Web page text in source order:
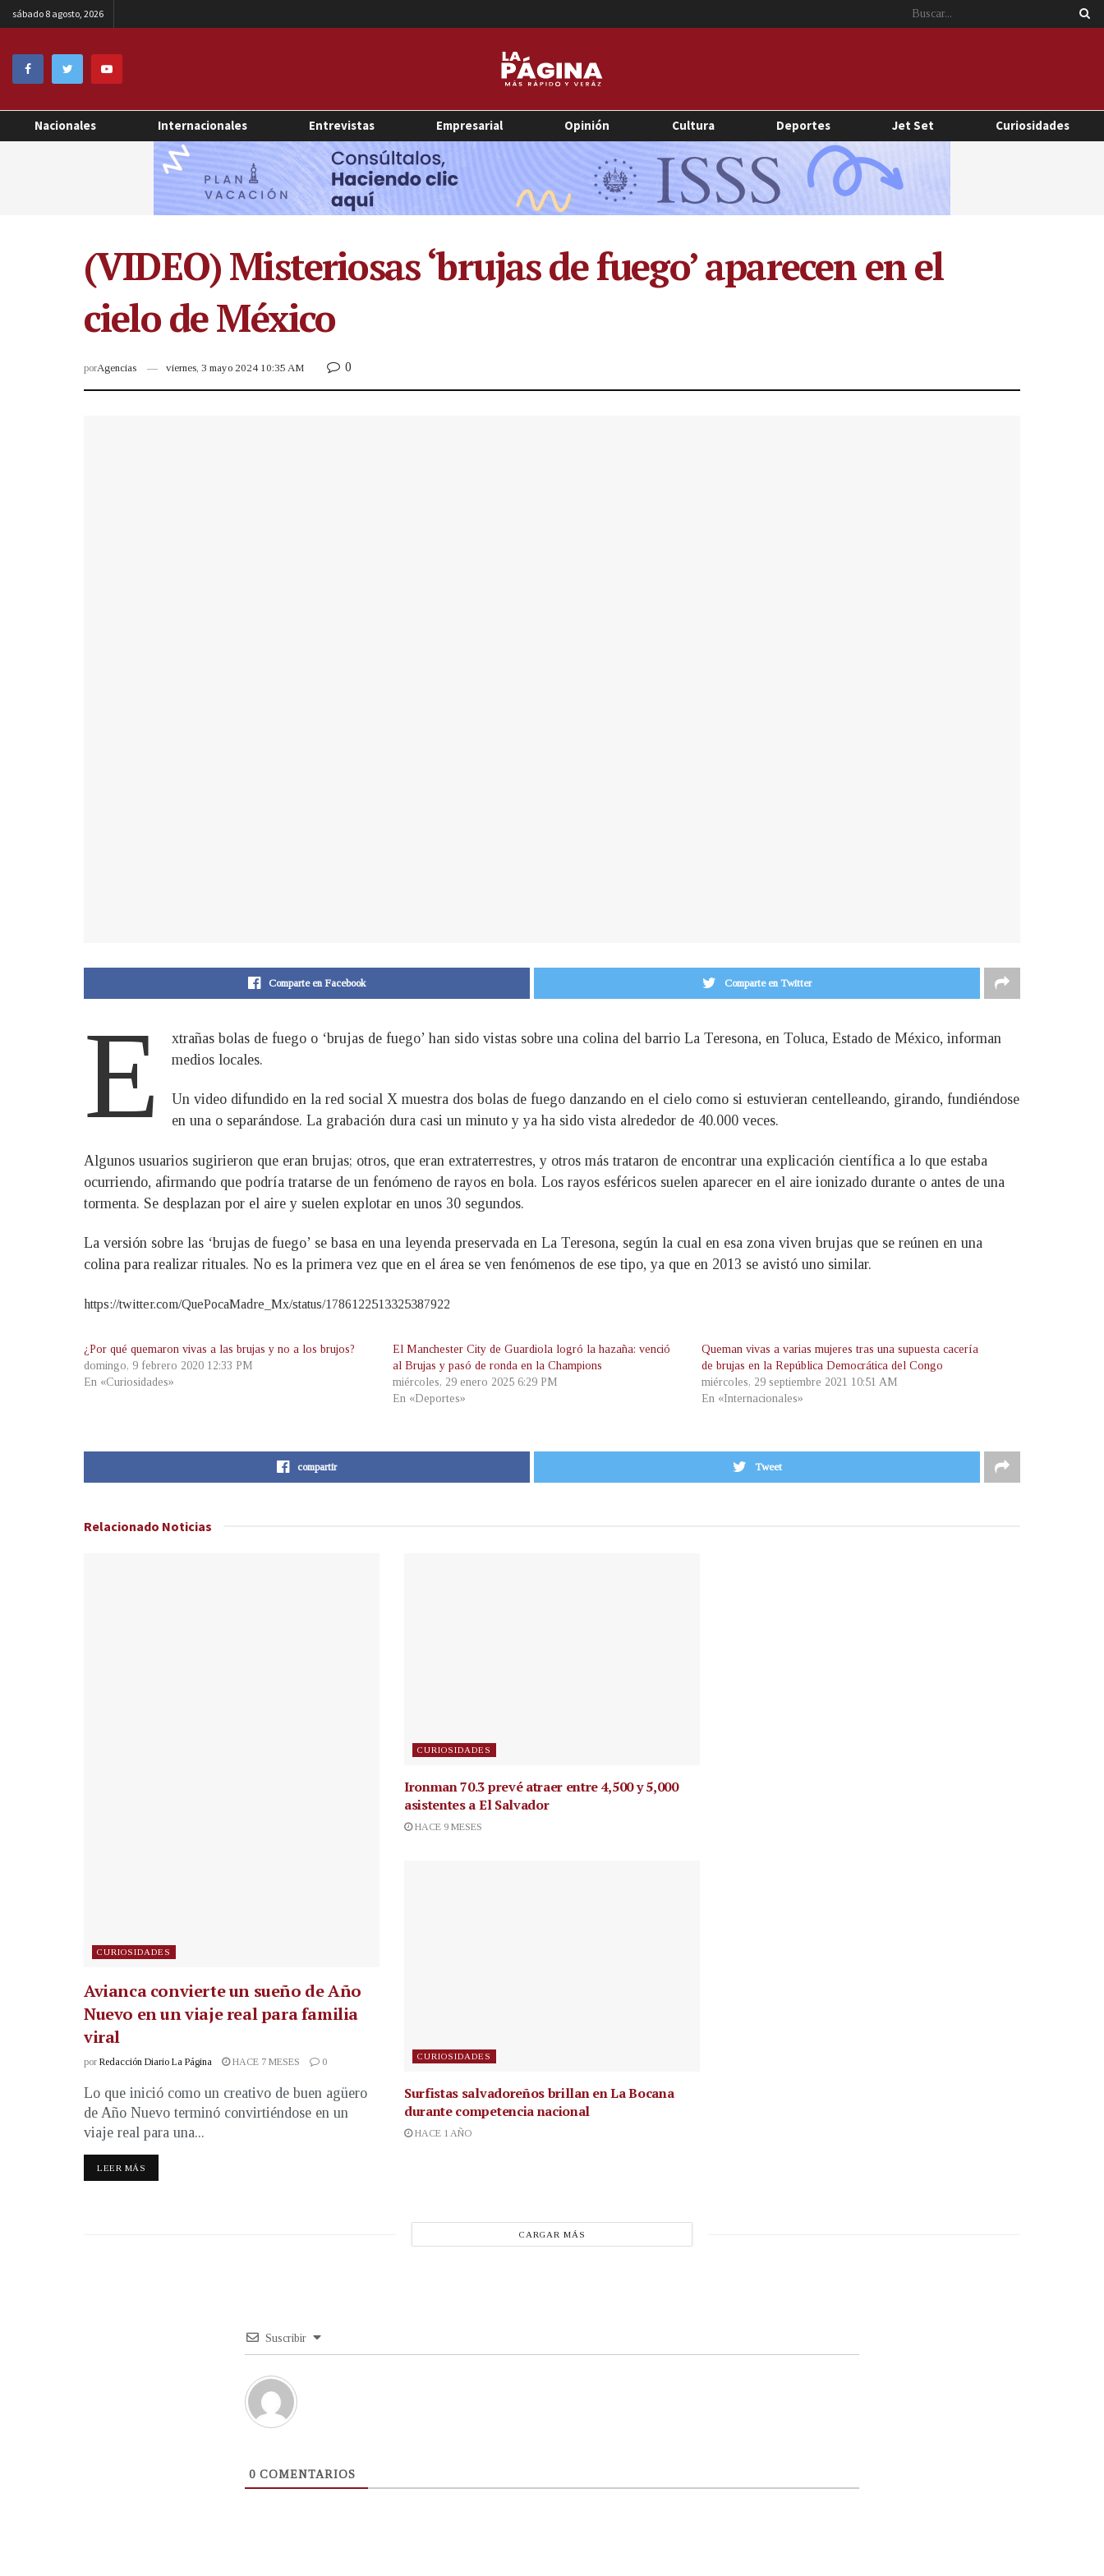
sábado 8 agosto, 2026
Nacionales Internacionales Entrevistas Empresarial Opinión Cultura Deportes Jet Set Curiosidades
(VIDEO) Misteriosas ‘brujas de fuego’ aparecen en el
cielo de México
porAgencias viernes, 3 mayo 2024 10:35 AM 0
Comparte en Facebook Comparte en Twitter
E
xtrañas bolas de fuego o ‘brujas de fuego’ han sido vistas sobre una colina del barrio La Teresona, en Toluca, Estado de México, informan
medios locales.
Un video difundido en la red social X muestra dos bolas de fuego danzando en el cielo como si estuvieran centelleando, girando, fundiéndose
en una o separándose. La grabación dura casi un minuto y ya ha sido vista alrededor de 40.000 veces.
Algunos usuarios sugirieron que eran brujas; otros, que eran extraterrestres, y otros más trataron de encontrar una explicación científica a lo que estaba
ocurriendo, afirmando que podría tratarse de un fenómeno de rayos en bola. Los rayos esféricos suelen aparecer en el aire ionizado durante o antes de una
tormenta. Se desplazan por el aire y suelen explotar en unos 30 segundos.
La versión sobre las ‘brujas de fuego’ se basa en una leyenda preservada en La Teresona, según la cual en esa zona viven brujas que se reúnen en una
colina para realizar rituales. No es la primera vez que en el área se ven fenómenos de ese tipo, ya que en 2013 se avistó uno similar.
https://twitter.com/QuePocaMadre_Mx/status/1786122513325387922
¿Por qué quemaron vivas a las brujas y no a los brujos?
domingo, 9 febrero 2020 12:33 PM
En «Curiosidades»
El Manchester City de Guardiola logró la hazaña: venció
al Brujas y pasó de ronda en la Champions
miércoles, 29 enero 2025 6:29 PM
En «Deportes»
Queman vivas a varias mujeres tras una supuesta cacería
de brujas en la República Democrática del Congo
miércoles, 29 septiembre 2021 10:51 AM
En «Internacionales»
compartir Tweet
Relacionado Noticias
CURIOSIDADES
Avianca convierte un sueño de Año
Nuevo en un viaje real para familia
viral
por Redacción Diario La Página HACE 7 MESES 0
Lo que inició como un creativo de buen agüero
de Año Nuevo terminó convirtiéndose en un
viaje real para una...
LEER MÁS
CURIOSIDADES
Ironman 70.3 prevé atraer entre 4,500 y 5,000
asistentes a El Salvador
HACE 9 MESES
CURIOSIDADES
Surfistas salvadoreños brillan en La Bocana
durante competencia nacional
HACE 1 AÑO
CARGAR MÁS
Suscribir
0 COMENTARIOS